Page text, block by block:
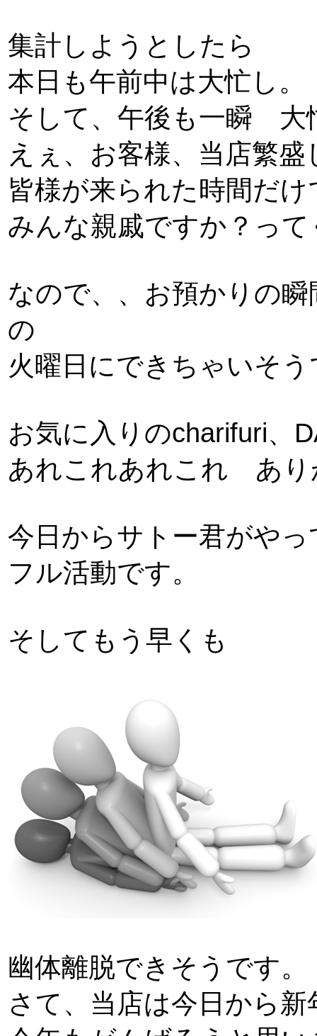
集計しようとしたら
本日も午前中は大忙し。
そして、午後も一瞬 大
えぇ、お客様、当店繁
皆様が来られた時間だけ
みんな親戚ですか？っ
なので、、お預かりの
の
火曜日にできちゃいそう
お気に入りのcharifuri
あれこれあれこれ あり
今日からサトー君がやっ
フル活動です。
そしてもう早くも
幽体離脱できそうです。
さて、当店は今日から新